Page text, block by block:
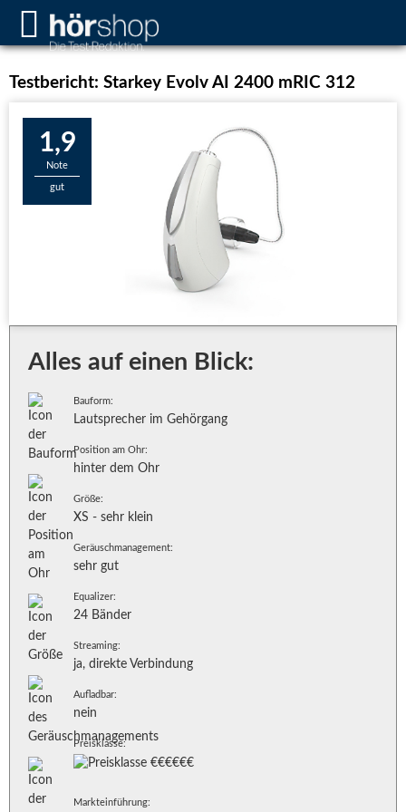
Testbericht: Starkey Evolv AI 2400 mRIC 312
1,9
Note
gut
Alles auf einen Blick:
Bauform:
Lautsprecher im Gehörgang
Position am Ohr:
hinter dem Ohr
Größe:
XS - sehr klein
Geräuschmanagement:
sehr gut
Equalizer:
24 Bänder
Streaming:
ja, direkte Verbindung
Aufladbar:
nein
Preisklasse:
Markteinführung: